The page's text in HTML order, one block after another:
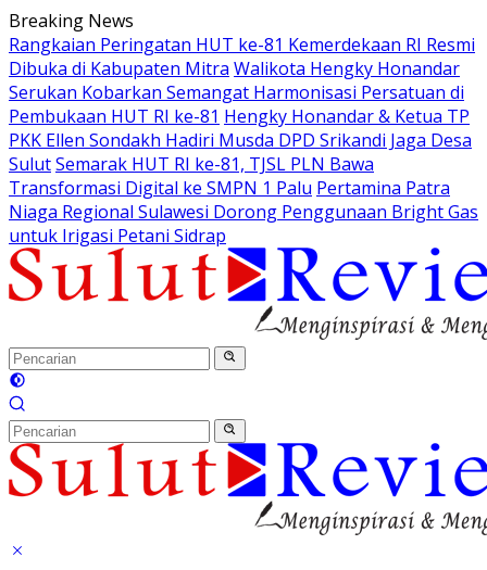
Langsung
ke
konten
Breaking News
Rangkaian Peringatan HUT ke-81 Kemerdekaan RI Resmi
Dibuka di Kabupaten Mitra Walikota Hengky Honandar
Serukan Kobarkan Semangat Harmonisasi Persatuan di
Pembukaan HUT RI ke-81 Hengky Honandar & Ketua TP
PKK Ellen Sondakh Hadiri Musda DPD Srikandi Jaga Desa
SulutSemarak HUT RI ke-81, TJSL PLN Bawa
Transformasi Digital ke SMPN 1 Palu Pertamina Patra
Niaga Regional Sulawesi Dorong Penggunaan Bright Gas
untuk Irigasi Petani Sidrap